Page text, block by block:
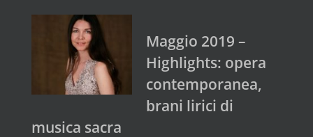
Maggio 2019 –
Highlights: opera
contemporanea,
brani lirici di
musica sacra